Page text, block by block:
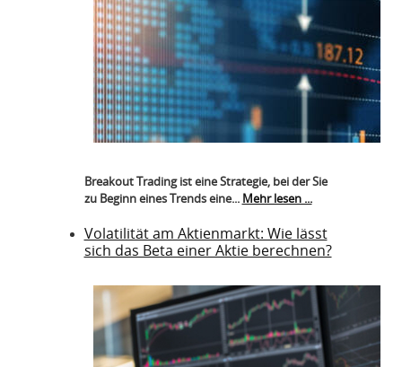
Breakout Trading ist eine Strategie, bei der Sie
zu Beginn eines Trends eine... Mehr lesen ...
Volatilität am Aktienmarkt: Wie lässt
sich das Beta einer Aktie berechnen?